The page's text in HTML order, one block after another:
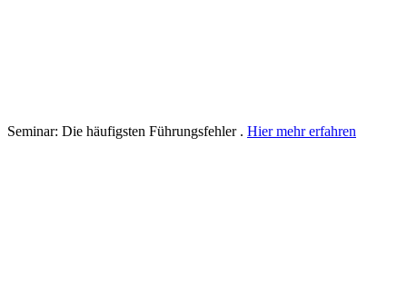
Seminar: Die häufigsten Führungsfehler . Hier mehr erfahren